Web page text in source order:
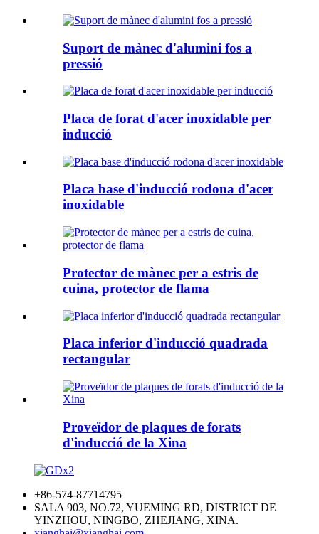
Suport de mànec d'alumini fos a
pressió
Placa de forat d'acer inoxidable per
inducció
Placa base d'inducció rodona d'acer
inoxidable
Protector de mànec per a estris de
cuina, protector de flama
Placa inferior d'inducció quadrada
rectangular
Proveïdor de plaques de forats
d'inducció de la Xina
+86-574-87714795
SALA 903, NO.72, YUEMING RD, DISTRICT DE
YINZHOU, NINGBO, ZHEJIANG, XINA.